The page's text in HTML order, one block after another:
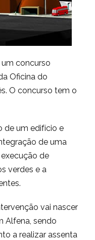
concurso
Oficina do
O concurso tem o
de um edifício e
de uma
de
verdes e a
vai nascer
Alfena, sendo
a realizar assenta